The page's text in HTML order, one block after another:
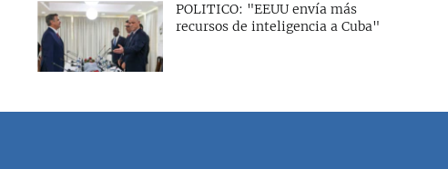
POLITICO: "EEUU envía más
recursos de inteligencia a Cuba"